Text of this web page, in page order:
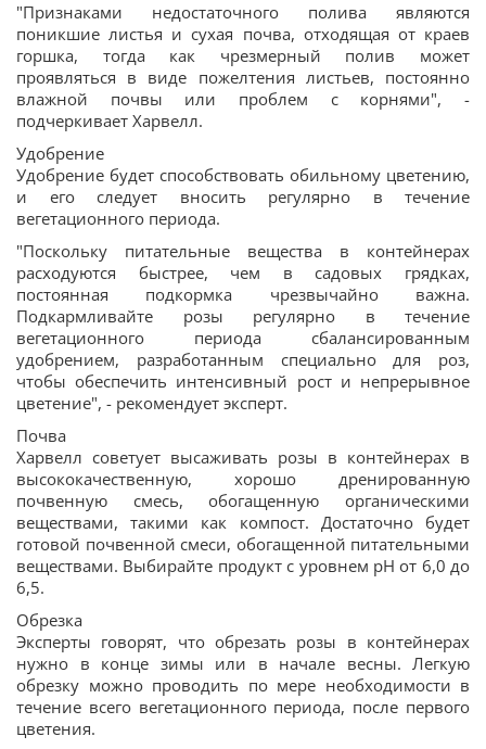
"Признаками недостаточного полива являются
поникшие листья и сухая почва, отходящая от краев
горшка, тогда как чрезмерный полив может
проявляться в виде пожелтения листьев, постоянно
влажной почвы или проблем с корнями", -
подчеркивает Харвелл.
Удобрение
Удобрение будет способствовать обильному цветению,
и его следует вносить регулярно в течение
вегетационного периода.
"Поскольку питательные вещества в контейнерах
расходуются быстрее, чем в садовых грядках,
постоянная подкормка чрезвычайно важна.
Подкармливайте розы регулярно в течение
вегетационного периода сбалансированным
удобрением, разработанным специально для роз,
чтобы обеспечить интенсивный рост и непрерывное
цветение", - рекомендует эксперт.
Почва
Харвелл советует высаживать розы в контейнерах в
высококачественную, хорошо дренированную
почвенную смесь, обогащенную органическими
веществами, такими как компост. Достаточно будет
готовой почвенной смеси, обогащенной питательными
веществами. Выбирайте продукт с уровнем pH от 6,0 до
6,5.
Обрезка
Эксперты говорят, что обрезать розы в контейнерах
нужно в конце зимы или в начале весны. Легкую
обрезку можно проводить по мере необходимости в
течение всего вегетационного периода, после первого
цветения.